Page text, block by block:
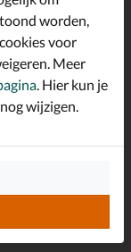
€10,-
worden,
voor
Meer
. Hier kun je
wijzigen.